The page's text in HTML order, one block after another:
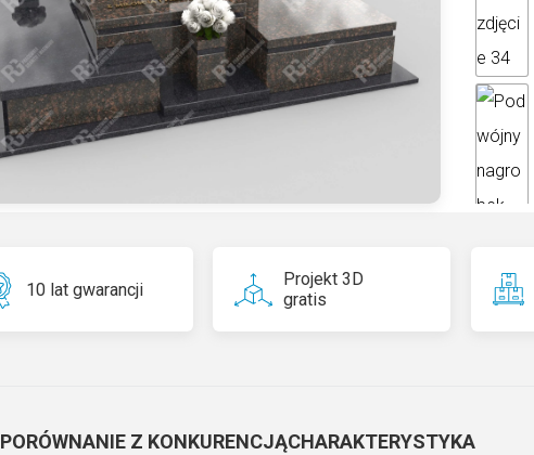
e
10 lat gwarancji
Projekt 3D
gratis
PORÓWNANIE Z KONKURENCJĄCHARAKTERYSTYKA